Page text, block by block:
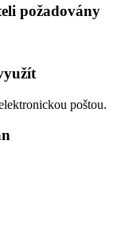
požadovány
poštou.